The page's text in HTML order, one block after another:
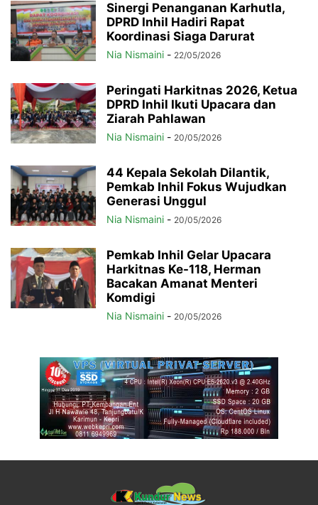
Sinergi Penanganan Karhutla,
DPRD Inhil Hadiri Rapat
Koordinasi Siaga Darurat
Nia Nismaini - 22/05/2026
Peringati Harkitnas 2026, Ketua
DPRD Inhil Ikuti Upacara dan
Ziarah Pahlawan
Nia Nismaini - 20/05/2026
44 Kepala Sekolah Dilantik,
Pemkab Inhil Fokus Wujudkan
Generasi Unggul
Nia Nismaini - 20/05/2026
Pemkab Inhil Gelar Upacara
Harkitnas Ke-118, Herman
Bacakan Amanat Menteri
Komdigi
Nia Nismaini - 20/05/2026